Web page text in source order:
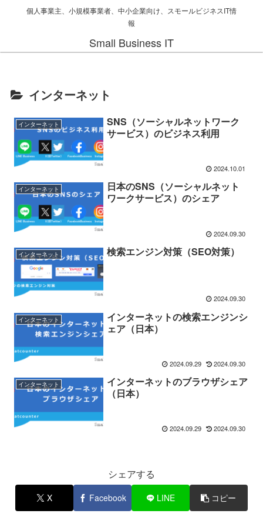
個人事業主、小規模事業者、中小企業向け、スモールビジネスIT情
報
Small Business IT
インターネット
インターネット
SNS（ソーシャルネットワーク
サービス）のビジネス利用
2024.10.01
インターネット
日本のSNS（ソーシャルネット
ワークサービス）のシェア
2024.09.30
インターネット 検索エンジン対策（SEO対策）
2024.09.30
インターネット
インターネットの検索エンジンシ
ェア（日本）
2024.09.29 2024.09.30
インターネット
インターネットのブラウザシェア
（日本）
2024.09.29 2024.09.30
シェアする
X Facebook LINE コピー